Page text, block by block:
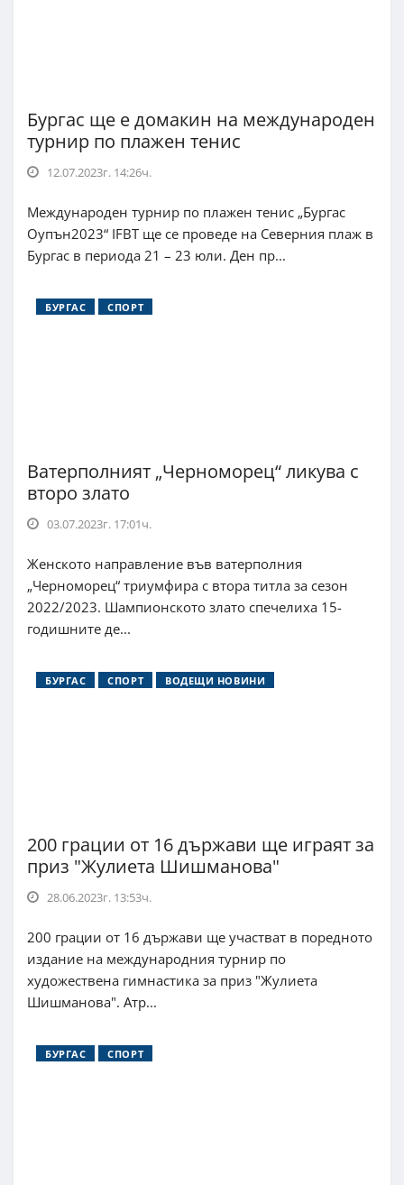
Бургас ще е домакин на международен
турнир по плажен тенис
12.07.2023г. 14:26ч.
Международен турнир по плажен тенис „Бургас
Оупън2023“ IFBT ще се проведе на Северния плаж в
Бургас в периода 21 – 23 юли. Ден пр...
БУРГАС СПОРТ
Ватерполният „Черноморец“ ликува с
второ злато
03.07.2023г. 17:01ч.
Женското направление във ватерполния
„Черноморец“ триумфира с втора титла за сезон
2022/2023. Шампионското злато спечелиха 15-
годишните де...
БУРГАС СПОРТ ВОДЕЩИ НОВИНИ
200 грации от 16 държави ще играят за
приз "Жулиета Шишманова"
28.06.2023г. 13:53ч.
200 грации от 16 държави ще участват в поредното
издание на международния турнир по
художествена гимнастика за приз "Жулиета
Шишманова". Атр...
БУРГАС СПОРТ